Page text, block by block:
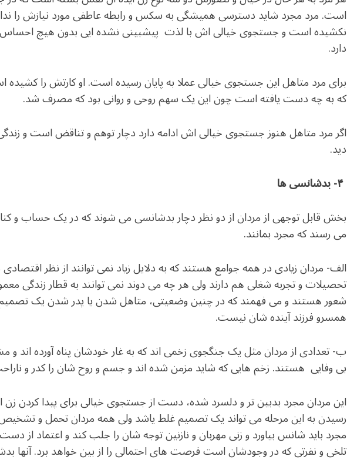
است. مرد مجرد شاید دسترسی همیشگی به سکس و رابطه عاطفی مورد نیازش را
نکشیده است و جستجوی خیالی اش با لذت پیشبینی نشده ایی بدون هیچ احساس
دارد.
برای مرد متاهل این جستجوی خیالی عملا به پایان رسیده است. او کارتش را
که به چه دست یافته است چون این یک سهم روحی و روانی بود که مصرف شد.
اگر مرد متاهل هنوز جستجوی خیالی اش ادامه دارد دچار توهم و تناقض است و
دید.
بخش قابل توجهی از مردان از دو نظر دچار بدشانسی می شوند که در یک حساب و
می رسند که مجرد بمانند.
الف- مردان زیادی در همه جوامع هستند که به دلایل زیاد نمی توانند از نظر
تحصیلات و تجربه شغلی هم دارند ولی هر چه می دوند نمی توانند به قطار زندگی
شعور هستند و می فهمند که در چنین وضعیتی، متاهل شدن یا پدر شدن یک تصمیم
همسرو فرزند آینده شان نیست.
ب- تعدادی از مردان مثل یک جنگجوی زخمی اند که به غار خودشان پناه آورده اند
بی وفایی هستند. زخم هایی که شاید مزمن شده اند و جسم و روح شان را کدر و
این مردان مجرد بدبین تر و دلسرد شده، دست از جستجوی خیالی برای پیدا کردن
رسیدن به این مرحله می تواند یک تصمیم غلط یاشد ولی همه مردان تحمل و تشخیص
مجرد باید شانس بیاورد و زنی مهربان و نازنین توجه شان را جلب کند و اعتماد از دست
تلخی و نفرتی که در وجودشان است فرصت های احتمالی را از بین خواهد برد. آنها